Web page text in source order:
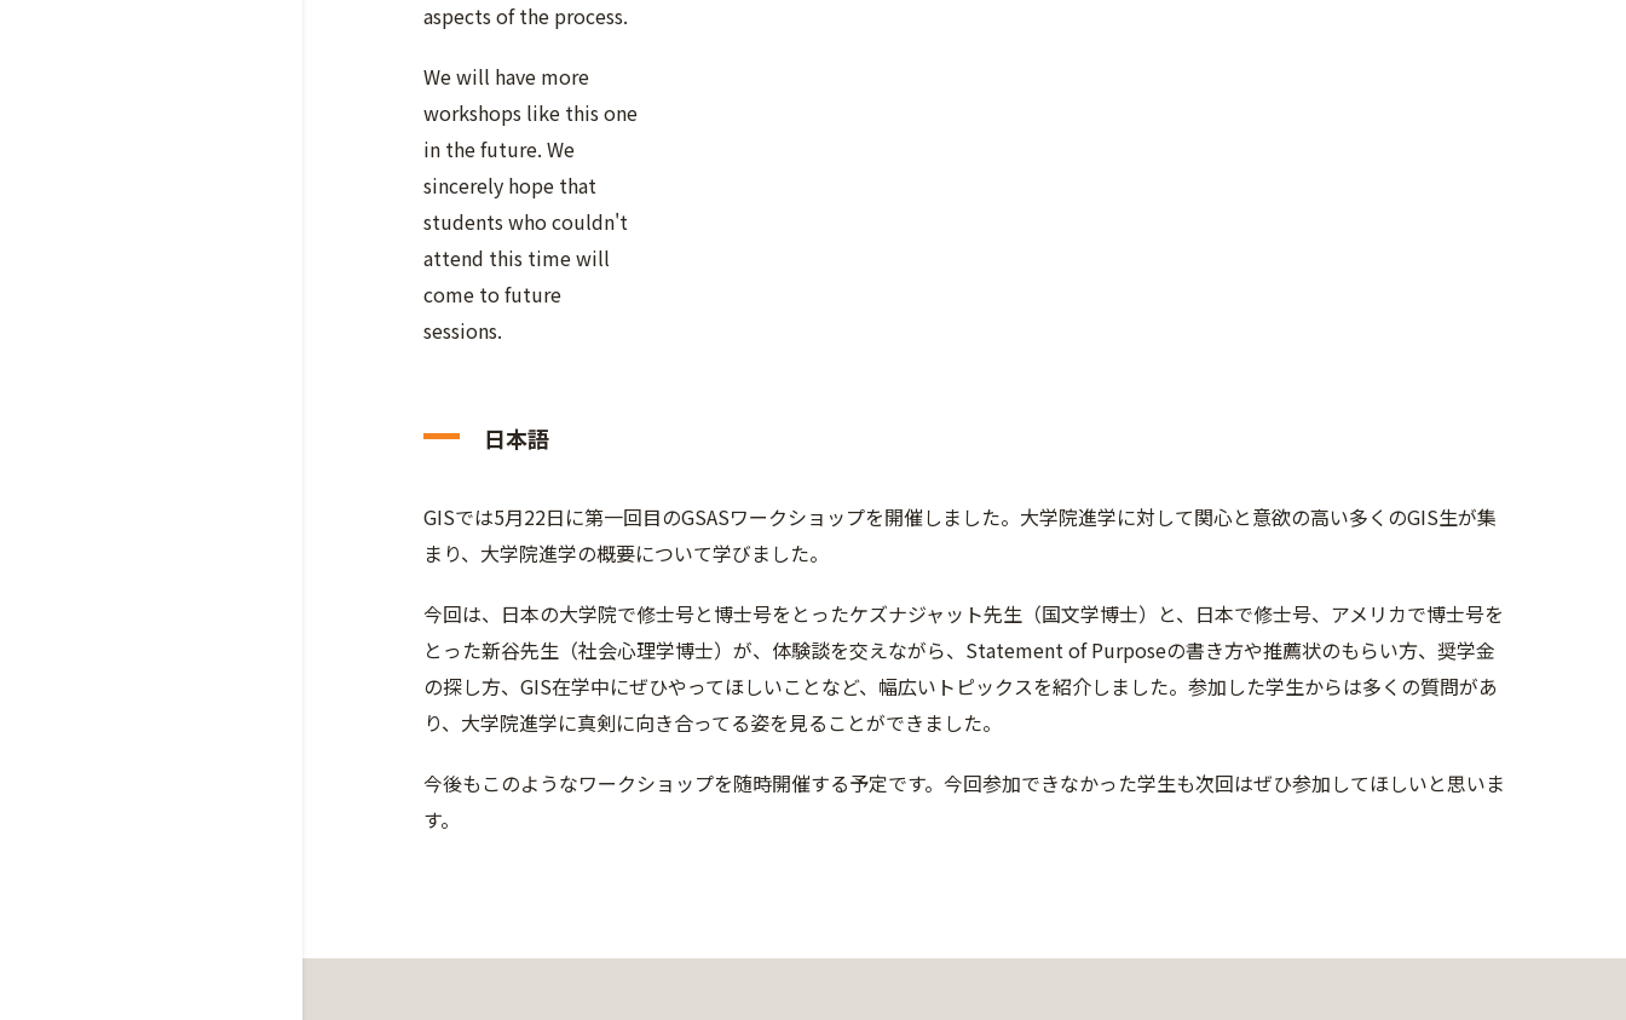
aspects of the process.
We will have more
workshops like this one
in the future. We
sincerely hope that
students who couldn't
attend this time will
come to future
sessions.
日本語
GISでは5月22日に第一回目のGSASワークショップを開催しました。大学院進学に対して関心と意欲の高い多くのGIS生が集
まり、大学院進学の概要について学びました。
今回は、日本の大学院で修士号と博士号をとったケズナジャット先生（国文学博士）と、日本で修士号、アメリカで博士号を
とった新谷先生（社会心理学博士）が、体験談を交えながら、Statement of Purposeの書き方や推薦状のもらい方、奨学金
の探し方、GIS在学中にぜひやってほしいことなど、幅広いトピックスを紹介しました。参加した学生からは多くの質問があ
り、大学院進学に真剣に向き合ってる姿を見ることができました。
今後もこのようなワークショップを随時開催する予定です。今回参加できなかった学生も次回はぜひ参加してほしいと思いま
す。